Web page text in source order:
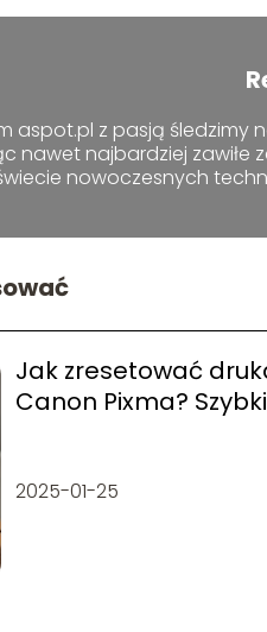
aspot.pl z pasją śledzimy
nawet najbardziej
nowoczesnych
Jak zresetować
Canon Pixma? Szybki
2025-01-25